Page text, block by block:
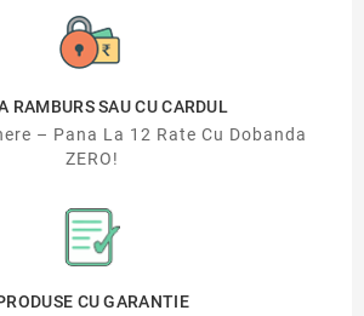
RAMBURS SAU CU CARDUL
– Pana La 12 Rate Cu Dobanda
ZERO!
CU GARANTIE